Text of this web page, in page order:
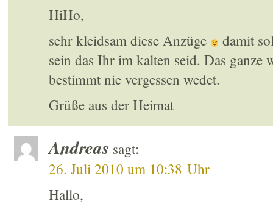
HiHo,
sehr kleidsam diese Anzüge
damit
sein das Ihr im kalten seid. Das
bestimmt nie vergessen wedet.
Grüße aus der Heimat
Andreas sagt:
26. Juli 2010 um 10:38 Uhr
Hallo,